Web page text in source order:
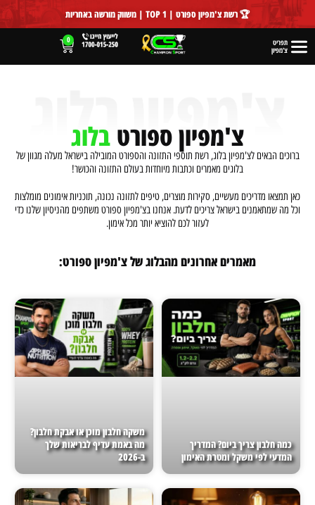
לתוכן 🏆 רשת צ'מפיון ספורט | TOP 1 | משווק מורשה באחריות
תפריט
צ'מפיון
0
צ'מפיון ספורט בלוג
ברוכים הבאים לצ'מפיון בלוג, רשת תוספי התזונה והספורט המובילה בישראל מעלה מגוון של
בלוגים מאמרים וכתבות מיוחדות בעולם התזונה והכושר!
כאן תמצאו מדריכים מעשיים, סקירות מוצרים, טיפים לתזונה נכונה, תוכניות אימונים מומלצות
וכל מה שמתאמנים בישראל צריכים לדעת. אנחנו בצ'מפיון ספורט משתפים מהניסיון שלנו כדי
לעזור לכם להוציא יותר מכל אימון.
מאמרים אחרונים מהבלוג של צ'מפיון ספורט:
כמה חלבון צריך ביום? המדריך
המדעי לפי משקל ומטרת האימון
משקה חלבון מוכן או אבקת חלבון?
מה באמת עדיף לבריאות שלך
ב-2026